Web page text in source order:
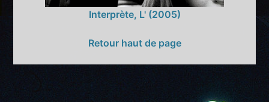
Interprète, L' (2005)
Retour haut de page